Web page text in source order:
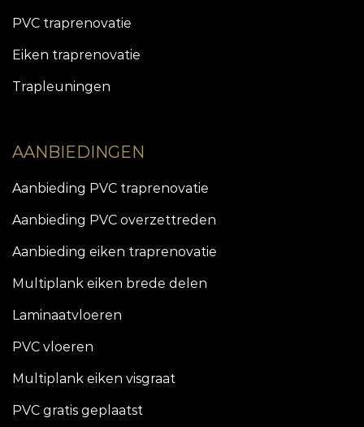
PVC traprenovatie
Eiken traprenovatie
Trapleuningen
AANBIEDINGEN
Aanbieding PVC traprenovatie
Aanbieding PVC overzettreden
Aanbieding eiken traprenovatie
Multiplank eiken brede delen
Laminaatvloeren
PVC vloeren
Multiplank eiken visgraat
PVC gratis geplaatst